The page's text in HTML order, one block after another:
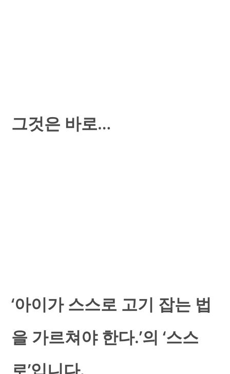
그것은 바로…
‘아이가 스스로 고기 잡는 법
을 가르쳐야 한다.’의 ‘스스